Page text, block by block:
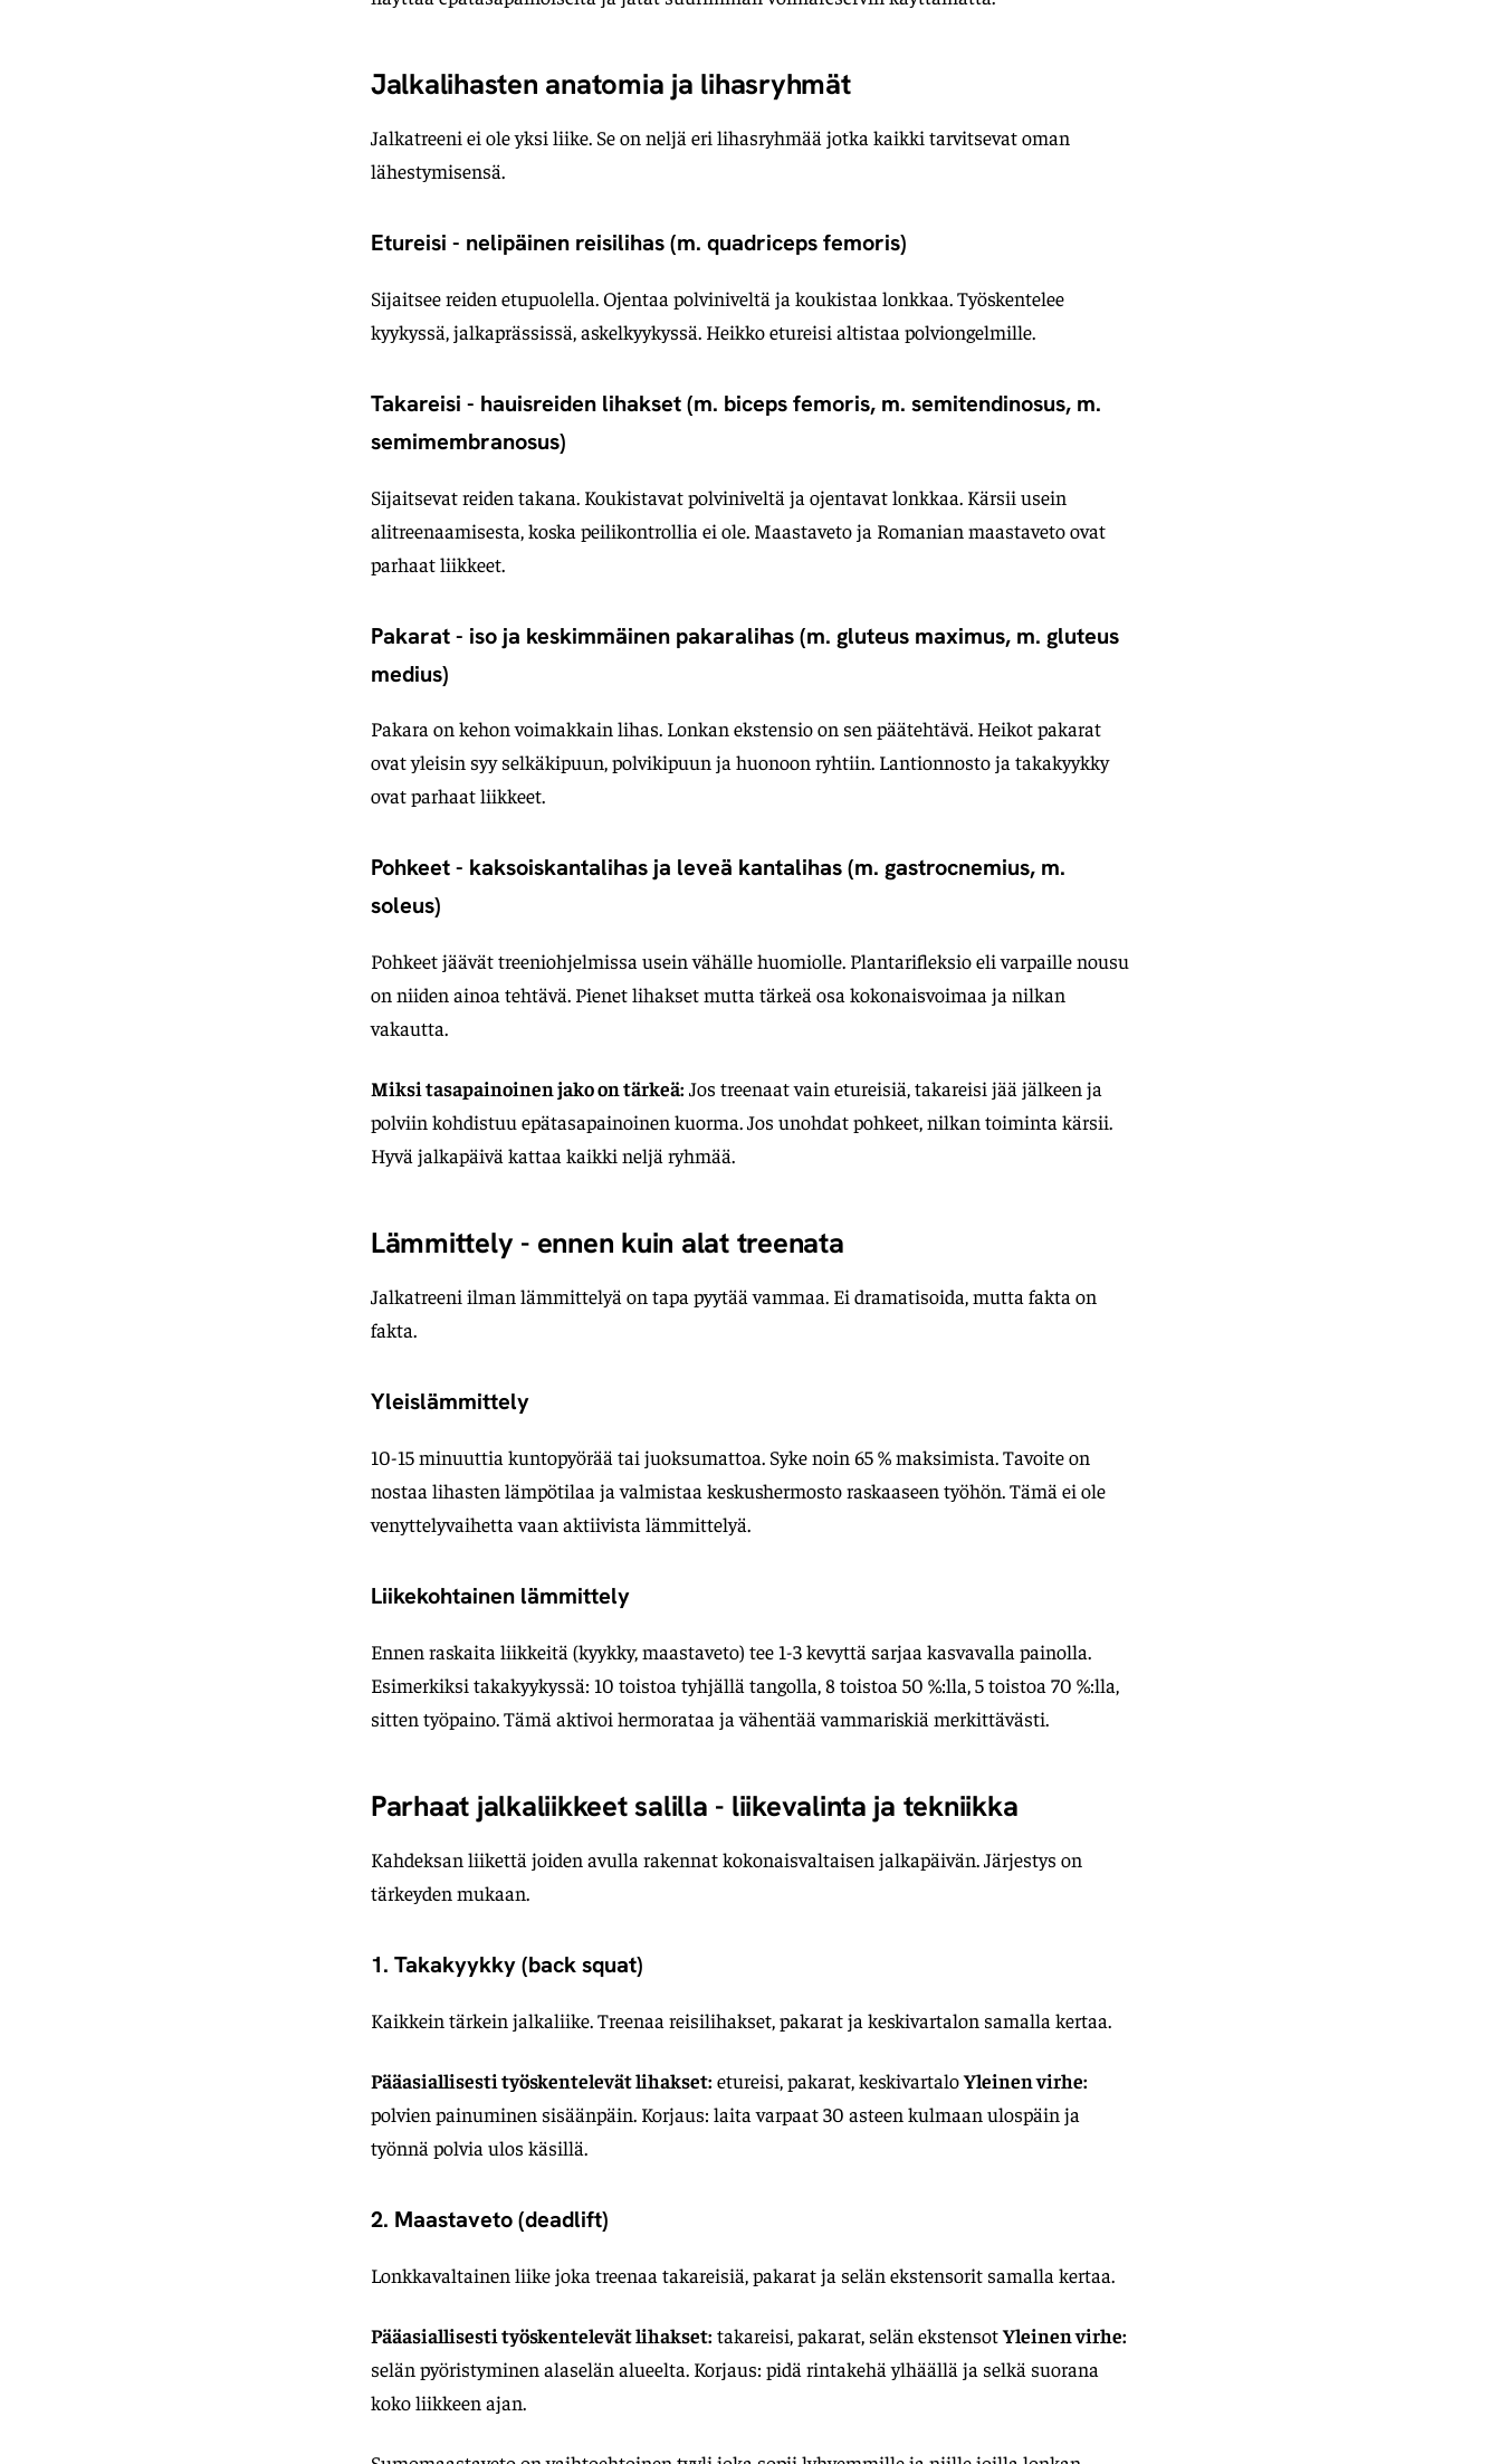
Jalkalihasten anatomia ja lihasryhmät
Jalkatreeni ei ole yksi liike. Se on neljä eri lihasryhmää jotka kaikki tarvitsevat oman
lähestymisensä.
Etureisi - nelipäinen reisilihas (m. quadriceps femoris)
Sijaitsee reiden etupuolella. Ojentaa polviniveltä ja koukistaa lonkkaa. Työskentelee
kyykyssä, jalkaprässissä, askelkyykyssä. Heikko etureisi altistaa polviongelmille.
Takareisi - hauisreiden lihakset (m. biceps femoris, m. semitendinosus, m.
semimembranosus)
Sijaitsevat reiden takana. Koukistavat polviniveltä ja ojentavat lonkkaa. Kärsii usein
alitreenaamisesta, koska peilikontrollia ei ole. Maastaveto ja Romanian maastaveto ovat
parhaat liikkeet.
Pakarat - iso ja keskimmäinen pakaralihas (m. gluteus maximus, m. gluteus
medius)
Pakara on kehon voimakkain lihas. Lonkan ekstensio on sen päätehtävä. Heikot pakarat
ovat yleisin syy selkäkipuun, polvikipuun ja huonoon ryhtiin. Lantionnosto ja takakyykky
ovat parhaat liikkeet.
Pohkeet - kaksoiskantalihas ja leveä kantalihas (m. gastrocnemius, m.
soleus)
Pohkeet jäävät treeniohjelmissa usein vähälle huomiolle. Plantarifleksio eli varpaille nousu
on niiden ainoa tehtävä. Pienet lihakset mutta tärkeä osa kokonaisvoimaa ja nilkan
vakautta.
Miksi tasapainoinen jako on tärkeä: Jos treenaat vain etureisiä, takareisi jää jälkeen ja
polviin kohdistuu epätasapainoinen kuorma. Jos unohdat pohkeet, nilkan toiminta kärsii.
Hyvä jalkapäivä kattaa kaikki neljä ryhmää.
Lämmittely - ennen kuin alat treenata
Jalkatreeni ilman lämmittelyä on tapa pyytää vammaa. Ei dramatisoida, mutta fakta on
fakta.
Yleislämmittely
10-15 minuuttia kuntopyörää tai juoksumattoa. Syke noin 65 % maksimista. Tavoite on
nostaa lihasten lämpötilaa ja valmistaa keskushermosto raskaaseen työhön. Tämä ei ole
venyttelyvaihetta vaan aktiivista lämmittelyä.
Liikekohtainen lämmittely
Ennen raskaita liikkeitä (kyykky, maastaveto) tee 1-3 kevyttä sarjaa kasvavalla painolla.
Esimerkiksi takakyykyssä: 10 toistoa tyhjällä tangolla, 8 toistoa 50 %:lla, 5 toistoa 70 %:lla,
sitten työpaino. Tämä aktivoi hermorataa ja vähentää vammariskiä merkittävästi.
Parhaat jalkaliikkeet salilla - liikevalinta ja tekniikka
Kahdeksan liikettä joiden avulla rakennat kokonaisvaltaisen jalkapäivän. Järjestys on
tärkeyden mukaan.
1. Takakyykky (back squat)
Kaikkein tärkein jalkaliike. Treenaa reisilihakset, pakarat ja keskivartalon samalla kertaa.
Pääasiallisesti työskentelevät lihakset: etureisi, pakarat, keskivartaloYleinen virhe:
polvien painuminen sisäänpäin. Korjaus: laita varpaat 30 asteen kulmaan ulospäin ja
työnnä polvia ulos käsillä.
2. Maastaveto (deadlift)
Lonkkavaltainen liike joka treenaa takareisiä, pakarat ja selän ekstensorit samalla kertaa.
Pääasiallisesti työskentelevät lihakset: takareisi, pakarat, selän ekstensotYleinen virhe:
selän pyöristyminen alaselän alueelta. Korjaus: pidä rintakehä ylhäällä ja selkä suorana
koko liikkeen ajan.